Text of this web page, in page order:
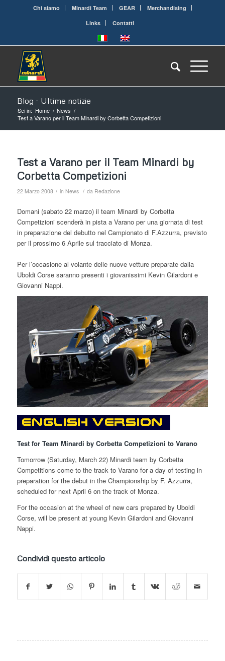
Chi siamo Minardi Team GEAR
Merchandising
Links
Contatti
Blog - Ultime notizie
Sei in: Home / News /
Test a Varano per il Team Minardi by Corbetta Competizioni
Test a Varano per il Team Minardi by
Corbetta Competizioni
22 Marzo 2008 / in News / da Redazione
Domani (sabato 22 marzo) il team Minardi by Corbetta
Competizioni scenderà in pista a Varano per una giornata di test
in preparazione del debutto nel Campionato di F.Azzurra, previsto
per il prossimo 6 Aprile sul tracciato di Monza.
Per l’occasione al volante delle nuove vetture preparate dalla
Uboldi Corse saranno presenti i giovanissimi Kevin Gilardoni e
Giovanni Nappi.
Test for Team Minardi by Corbetta Competizioni to Varano
Tomorrow (Saturday, March 22) Minardi team by Corbetta
Competitions come to the track to Varano for a day of testing in
preparation for the debut in the Championship by F. Azzurra,
scheduled for next April 6 on the track of Monza.
For the occasion at the wheel of new cars prepared by Uboldi
Corse, will be present at young Kevin Gilardoni and Giovanni
Nappi.
Condividi questo articolo